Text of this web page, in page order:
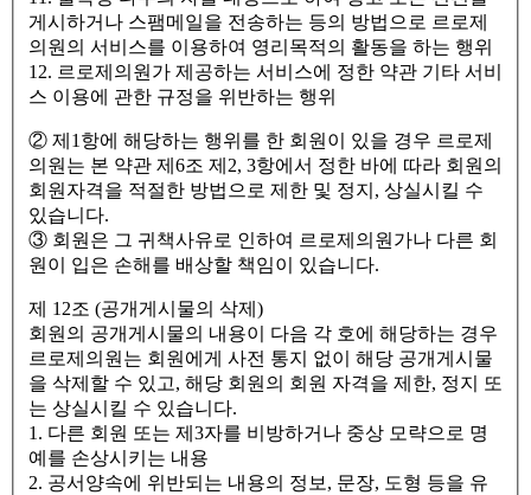
게시하거나 스팸메일을 전송하는 등의 방법으로 르로제
의원의 서비스를 이용하여 영리목적의 활동을 하는 행위
12. 르로제의원가 제공하는 서비스에 정한 약관 기타 서비
스 이용에 관한 규정을 위반하는 행위
② 제1항에 해당하는 행위를 한 회원이 있을 경우 르로제
의원는 본 약관 제6조 제2, 3항에서 정한 바에 따라 회원의
회원자격을 적절한 방법으로 제한 및 정지, 상실시킬 수
있습니다.
③ 회원은 그 귀책사유로 인하여 르로제의원가나 다른 회
원이 입은 손해를 배상할 책임이 있습니다.
제 12조 (공개게시물의 삭제)
회원의 공개게시물의 내용이 다음 각 호에 해당하는 경우
르로제의원는 회원에게 사전 통지 없이 해당 공개게시물
을 삭제할 수 있고, 해당 회원의 회원 자격을 제한, 정지 또
는 상실시킬 수 있습니다.
1. 다른 회원 또는 제3자를 비방하거나 중상 모략으로 명
예를 손상시키는 내용
2. 공서양속에 위반되는 내용의 정보, 문장, 도형 등을 유